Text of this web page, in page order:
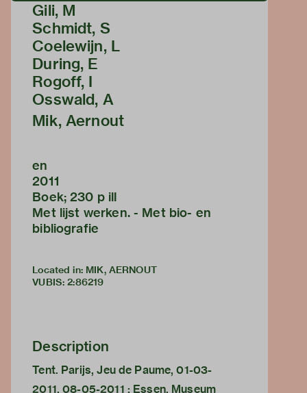
Gili, M
Schmidt, S
Coelewijn, L
During, E
Rogoff, I
Osswald, A
Mik, Aernout
en
2011
Boek; 230 p ill
Met lijst werken. - Met bio- en
bibliografie
Located in: MIK, AERNOUT
VUBIS: 2:86219
Description
Tent. Parijs, Jeu de Paume, 01-03-
2011, 08-05-2011 ; Essen, Museum